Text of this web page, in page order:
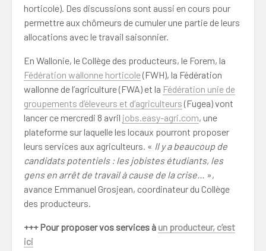
horticole). Des discussions sont aussi en cours pour
permettre aux chômeurs de cumuler une partie de leurs
allocations avec le travail saisonnier.
En Wallonie, le Collège des producteurs, le Forem, la
Fédération wallonne horticole(FWH), la Fédération
wallonne de l’agriculture (FWA) et la Fédération unie de
groupements d’éleveurs et d’agriculteurs (Fugea) vont
lancer ce mercredi 8 avril jobs.easy-agri.com, une
plateforme sur laquelle les locaux pourront proposer
leurs services aux agriculteurs. « Il y a beaucoup de
candidats potentiels : les jobistes étudiants, les
gens en arrêt de travail à cause de la crise… »,
avance Emmanuel Grosjean, coordinateur du Collège
des producteurs.
+++ Pour proposer vos services à un producteur, c’est
ici